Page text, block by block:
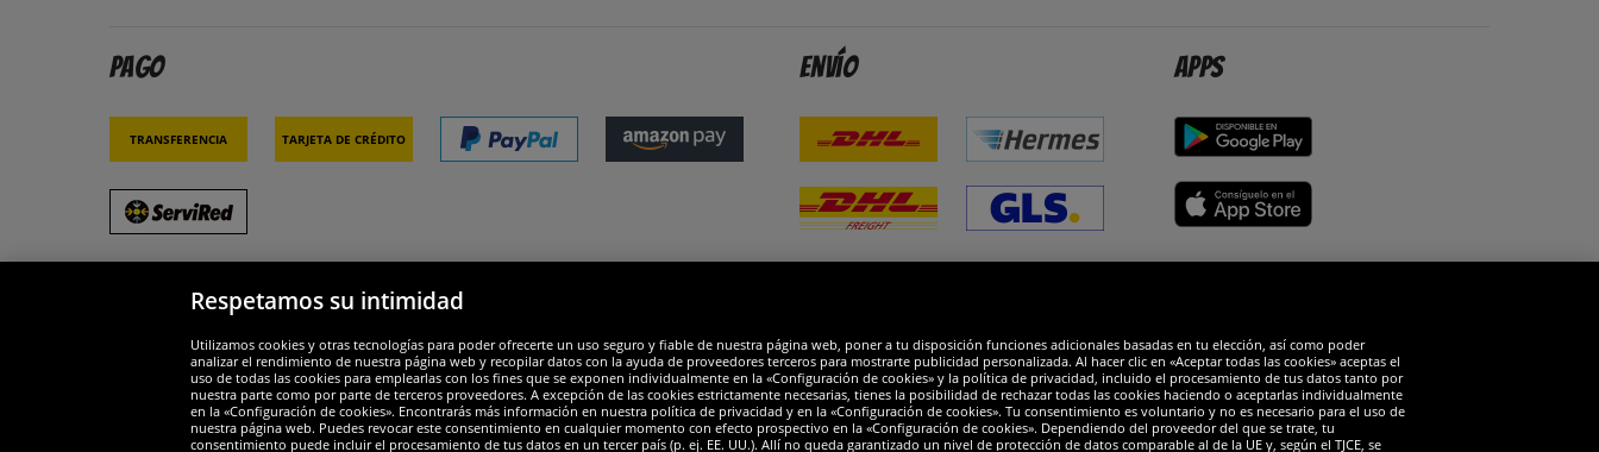
Pago
Transferencia Tarjeta de crédito
Envío Apps
Respetamos su intimidad
Utilizamos cookies y otras tecnologías para poder ofrecerte un uso seguro y fiable de nuestra página web, poner a tu disposición funciones adicionales basadas en tu elección, así como poder
analizar el rendimiento de nuestra página web y recopilar datos con la ayuda de proveedores terceros para mostrarte publicidad personalizada. Al hacer clic en «Aceptar todas las cookies» aceptas el
uso de todas las cookies para emplearlas con los fines que se exponen individualmente en la «Configuración de cookies» y la política de privacidad, incluido el procesamiento de tus datos tanto por
nuestra parte como por parte de terceros proveedores. A excepción de las cookies estrictamente necesarias, tienes la posibilidad de rechazar todas las cookies haciendo o aceptarlas individualmente
en la «Configuración de cookies». Encontrarás más información en nuestra política de privacidad y en la «Configuración de cookies». Tu consentimiento es voluntario y no es necesario para el uso de
nuestra página web. Puedes revocar este consentimiento en cualquier momento con efecto prospectivo en la «Configuración de cookies». Dependiendo del proveedor del que se trate, tu
consentimiento puede incluir el procesamiento de tus datos en un tercer país (p. ej. EE. UU.). Allí no queda garantizado un nivel de protección de datos comparable al de la UE y, según el TJCE, se